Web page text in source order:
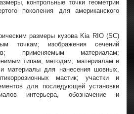
контрольные точки геометрии
поколения для американского
размеры кузова Kia RIO (SC)
точкам; изображения сечений
применяемым материалам;
типам, методам, материалам и
материалы для нанесения шовных,
мастик; участки и
для последующей установки
интерьера, обозначение и